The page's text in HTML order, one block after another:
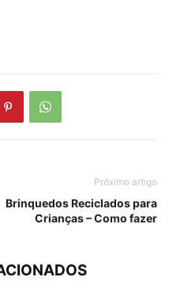
Próximo artigo
Brinquedos Reciclados para
Crianças – Como fazer